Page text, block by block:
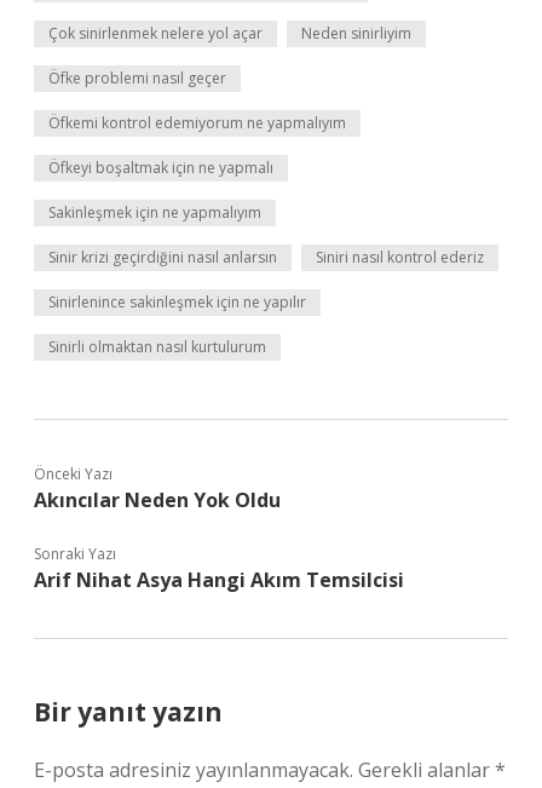
Çok sinirlenmek nelere yol açar Neden sinirliyim
Öfke problemi nasıl geçer
Öfkemi kontrol edemiyorum ne yapmalıyım
Öfkeyi boşaltmak için ne yapmalı
Sakinleşmek için ne yapmalıyım
Sinir krizi geçirdiğini nasıl anlarsın Siniri nasıl kontrol ederiz
Sinirlenince sakinleşmek için ne yapılır
Sinirli olmaktan nasıl kurtulurum
Önceki Yazı
Akıncılar Neden Yok Oldu
Sonraki Yazı
Arif Nihat Asya Hangi Akım Temsilcisi
Bir yanıt yazın
E-posta adresiniz yayınlanmayacak. Gerekli alanlar*